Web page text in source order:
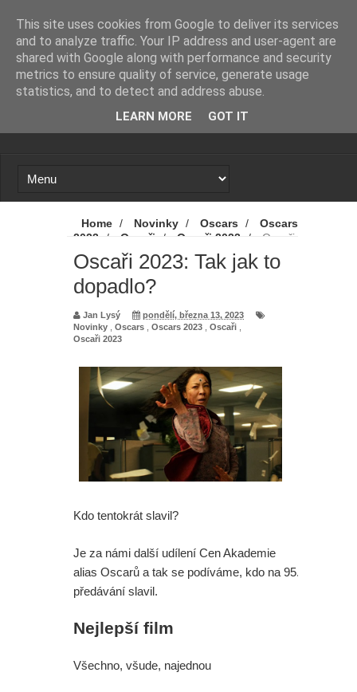
Marvel prý přemýšlí, že mladí
Avengers nebudou mít seriál, ale
film. A stejně by to mohlo být i v
případě jiné série
návratu Zacka Snydera k DC?
X-Men: Novým Cyclopsem bude
hvězda Srdcerváčů
Spider-Man: Zbrusu nový den - Tom
Holland promluvil od odvážné scéně
Mumie 4: Vrátí se další tři postavy z
původních filmů
Avatar 4: James Cameron promluvil
série
Spider-Man: Zbrusu nový den - Sám
šéfu Marvelu je zaskočen tím, jak
skvěle se filmu vede
Home / Novinky / Oscars /
Oscars
2023
/ Oscaři / Oscaři 2023 /
Oscaři
2023: Tak jak to dopadlo?
Oscaři 2023: Tak jak to
dopadlo?
Jan Lysý
pondělí, března 13, 2023
Novinky
Oscars Oscars 2023 Oscaři
Oscaři 2023
Kdo tentokrát slavil?
Je za námi další udílení Cen Akademie
alias Oscarů a tak se podíváme, kdo na 95.
předávání slavil.
Nejlepší film
Všechno, všude, najednou
This site uses cookies from Google to deliver its services
and to analyze traffic. Your IP address and user-agent are
shared with Google along with performance and security
metrics to ensure quality of service, generate usage
statistics, and to detect and address abuse.
LEARN MORE GOT IT